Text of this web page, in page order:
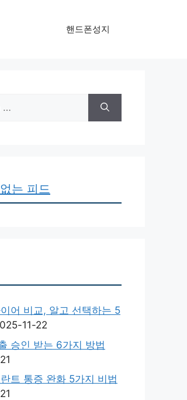
핸드폰성지
는 피드
어 비교, 알고 선택하는 5
11-22
승인 받는 6가지 방법
트 통증 완화 5가지 비법